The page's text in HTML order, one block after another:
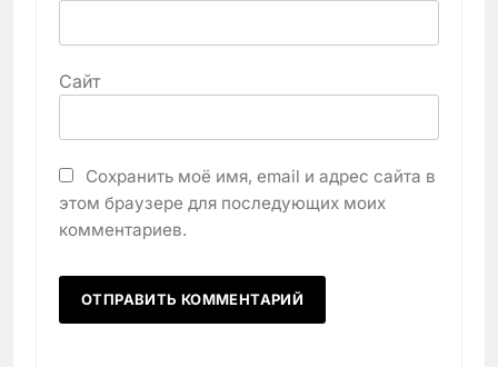
Сайт
Сохранить моё имя, email и адрес сайта в
этом браузере для последующих моих
комментариев.